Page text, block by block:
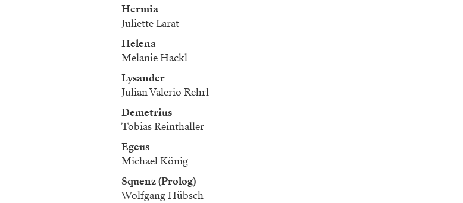
Hermia
Juliette Larat
Helena
Melanie Hackl
Lysander
Julian Valerio Rehrl
Demetrius
Tobias Reinthaller
Egeus
Michael König
Squenz (Prolog)
Wolfgang Hübsch